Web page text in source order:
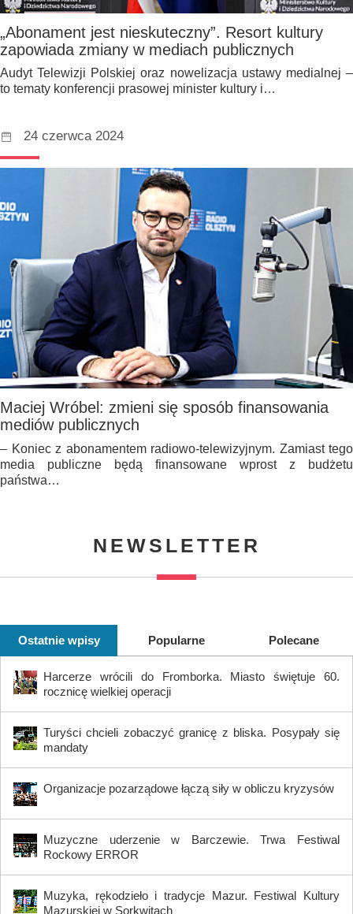
„Abonament jest nieskuteczny”. Resort kultury
zapowiada zmiany w mediach publicznych
Audyt Telewizji Polskiej oraz nowelizacja ustawy medialnej –
to tematy konferencji prasowej minister kultury i…
24 czerwca 2024
Maciej Wróbel: zmieni się sposób finansowania
mediów publicznych
– Koniec z abonamentem radiowo-telewizyjnym. Zamiast tego
media publiczne będą finansowane wprost z budżetu
państwa…
NEWSLETTER
Ostatnie wpisy Popularne Polecane
Harcerze wrócili do Fromborka. Miasto świętuje 60.
rocznicę wielkiej operacji
Turyści chcieli zobaczyć granicę z bliska. Posypały się
mandaty
Organizacje pozarządowe łączą siły w obliczu kryzysów
Muzyczne uderzenie w Barczewie. Trwa Festiwal
Rockowy ERROR
Muzyka, rękodzieło i tradycje Mazur. Festiwal Kultury
Mazurskiej w Sorkwitach